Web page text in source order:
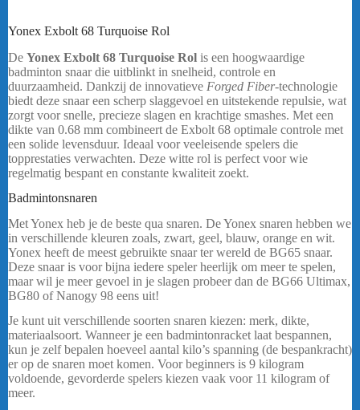
Yonex Exbolt 68 Turquoise Rol
De Yonex Exbolt 68 Turquoise Rol is een hoogwaardige
badminton snaar die uitblinkt in snelheid, controle en
duurzaamheid. Dankzij de innovatieve Forged Fiber-technologie
biedt deze snaar een scherp slaggevoel en uitstekende repulsie, wat
zorgt voor snelle, precieze slagen en krachtige smashes. Met een
dikte van 0.68 mm combineert de Exbolt 68 optimale controle met
een solide levensduur. Ideaal voor veeleisende spelers die
topprestaties verwachten. Deze witte rol is perfect voor wie
regelmatig bespant en constante kwaliteit zoekt.
Badmintonsnaren
Met Yonex heb je de beste qua snaren. De Yonex snaren hebben we
in verschillende kleuren zoals, zwart, geel, blauw, orange en wit.
Yonex heeft de meest gebruikte snaar ter wereld de BG65 snaar.
Deze snaar is voor bijna iedere speler heerlijk om meer te spelen,
maar wil je meer gevoel in je slagen probeer dan de BG66 Ultimax,
BG80 of Nanogy 98 eens uit!
Je kunt uit verschillende soorten snaren kiezen: merk, dikte,
materiaalsoort. Wanneer je een badmintonracket laat bespannen,
kun je zelf bepalen hoeveel aantal kilo’s spanning (de bespankracht)
er op de snaren moet komen. Voor beginners is 9 kilogram
voldoende, gevorderde spelers kiezen vaak voor 11 kilogram of
meer.